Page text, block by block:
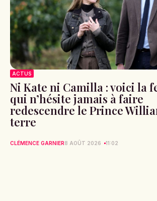
ACTUS
Ni Kate ni Camilla : voici la
qui n’hésite jamais à faire
redescendre le Prince
terre
CLÉMENCE GARNIER8 AOÛT 2026 11:02